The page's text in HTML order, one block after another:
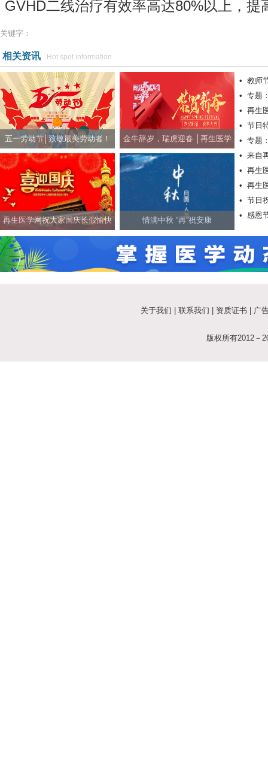
GVHD二线治疗有效率高达80%以上，提
关键字：
相关资讯 Hot spot information
五一劳动节│致敬最美劳动者！ 金牛辞岁，瑞虎迎春 │再生医学
网祝社会各界朋友新春快乐！
再生医学网祝大家国庆长假愉快 情满中秋 “再”祝安康
• 教师
• 专题
• 再生
• 节日
• 专题
• 来自
• 再生
• 再生
• 节日
快乐！
• 感恩
关于我们 联系我们 资质证书 广
版权所有2012－